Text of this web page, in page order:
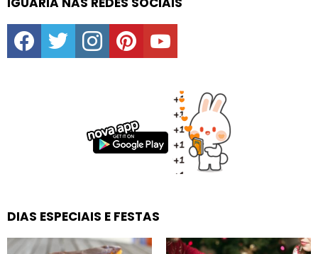
facebooktwitter instagrampinterestyoutube
DIAS ESPECIAIS E FESTAS